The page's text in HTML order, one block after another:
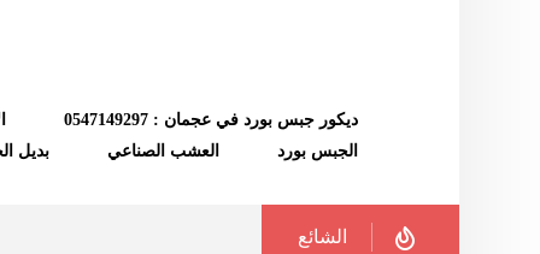
ديكور جبس بورد في عجمان : 0547149297
الجبس بورد
العشب الصناعي بديل
الشائع